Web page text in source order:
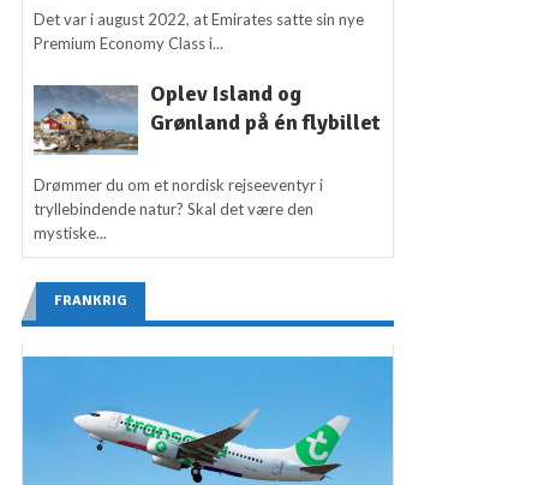
Det var i august 2022, at Emirates satte sin nye
Premium Economy Class i...
Oplev Island og
Grønland på én flybillet
Drømmer du om et nordisk rejseeventyr i
tryllebindende natur? Skal det være den
mystiske...
FRANKRIG